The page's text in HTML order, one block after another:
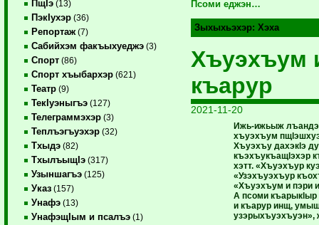
ПщIэ (13)
ПэкIухэр (36)
Репортаж (7)
Сабийхэм факъыхуеджэ (3)
Спорт (86)
Спорт хъыбархэр (621)
Театр (9)
ТекIуэныгъэ (127)
Телеграммэхэр (3)
Теплъэгъуэхэр (32)
Тхыдэ (82)
ТхылъыщIэ (317)
Узыншагъэ (125)
Указ (157)
Унафэ (13)
УнафэщIым и псалъэ (1)
Псоми еджэн…
Зыхыхьэхэр:Хэха
Хъуэхъум
къарур
2021-11-20
Ижь-ижьыж
хъуэхъум
Хъуэхъу дахэкlэ
къэхъукъащlэхэр
хэтт. «Хъуэхъур
«Узэхъуэхъур
«Хъуэхъум и пэри
А псоми
и къарур инщ,
узэрыхъуэхъуэн»,